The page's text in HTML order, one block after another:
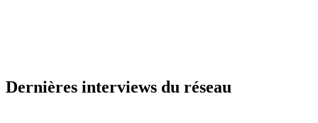
Dernières interviews du réseau